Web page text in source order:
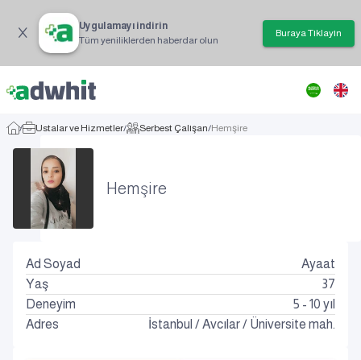
Uygulamayı indirin
Tüm yeniliklerden haberdar olun
Buraya Tıklayın
/ Ustalar ve Hizmetler/ Serbest Çalışan/Hemşire
Hemşire
Ad Soyad
Ayaat
Yaş
37
Deneyim
5 - 10 yıl
Adres
İstanbul /Avcılar/ Üniversite mah.